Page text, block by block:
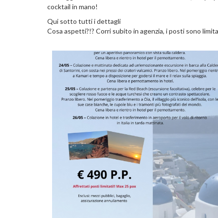
cocktail in mano!
Qui sotto tutti i dettagli
Cosa aspetti?!? Corri subito in agenzia, i posti sono